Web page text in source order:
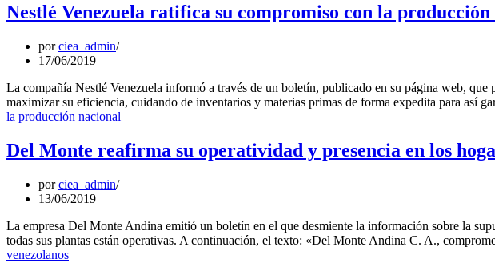
Nestlé Venezuela ratifica su compromiso con la producción
porciea_admin
17/06/2019
La compañía Nestlé Venezuela informó a través de un boletín, publicado en su página web,
maximizar su eficiencia, cuidando de inventarios y materias primas de forma expedita para así
la producción nacional
Del Monte reafirma su operatividad y presencia en los
porciea_admin
13/06/2019
La empresa Del Monte Andina emitió un boletín en el que desmiente la información sobre la
todas sus plantas están operativas. A continuación, el texto: «Del Monte Andina C. A.,
venezolanos